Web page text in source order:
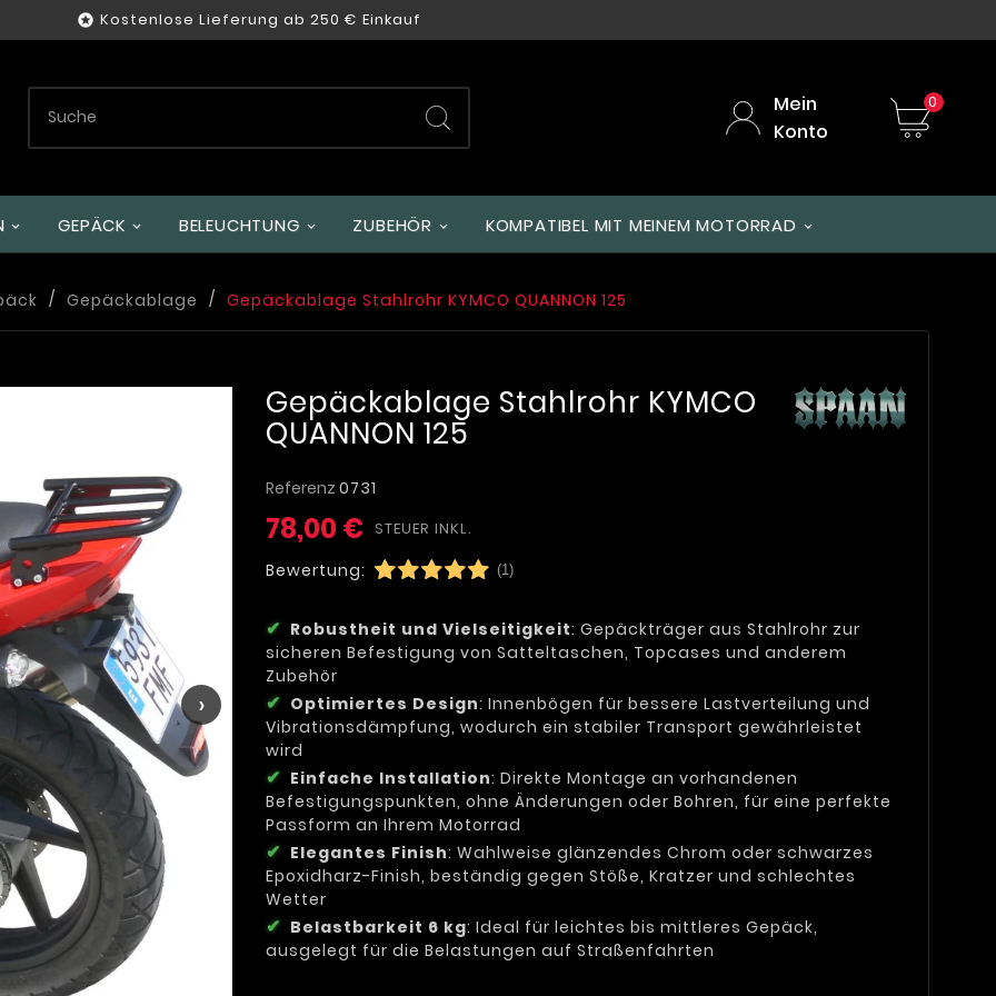
 Kostenlose Lieferung ab 250 € Einkauf
Mein
Konto
0
GEPÄCK BELEUCHTUNG ZUBEHÖR KOMPATIBEL MIT MEINEM MOTORRAD
Gepäckablage Gepäckablage Stahlrohr KYMCO QUANNON 125
›
Gepäckablage Stahlrohr KYMCO
QUANNON 125
Referenz 0731
78,00 € STEUER INKL.
Bewertung: (1)
Robustheit und Vielseitigkeit: Gepäckträger aus Stahlrohr zur
sicheren Befestigung von Satteltaschen, Topcases und anderem
Zubehör
Optimiertes Design: Innenbögen für bessere Lastverteilung und
Vibrationsdämpfung, wodurch ein stabiler Transport gewährleistet
wird
Einfache Installation: Direkte Montage an vorhandenen
Befestigungspunkten, ohne Änderungen oder Bohren, für eine perfekte
Passform an Ihrem Motorrad
Elegantes Finish: Wahlweise glänzendes Chrom oder schwarzes
Epoxidharz-Finish, beständig gegen Stöße, Kratzer und schlechtes
Wetter
Belastbarkeit 6 kg: Ideal für leichtes bis mittleres Gepäck,
ausgelegt für die Belastungen auf Straßenfahrten